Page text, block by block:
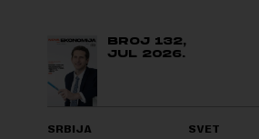
BROJ 132,
JUL 2026.
SRBIJA SVET